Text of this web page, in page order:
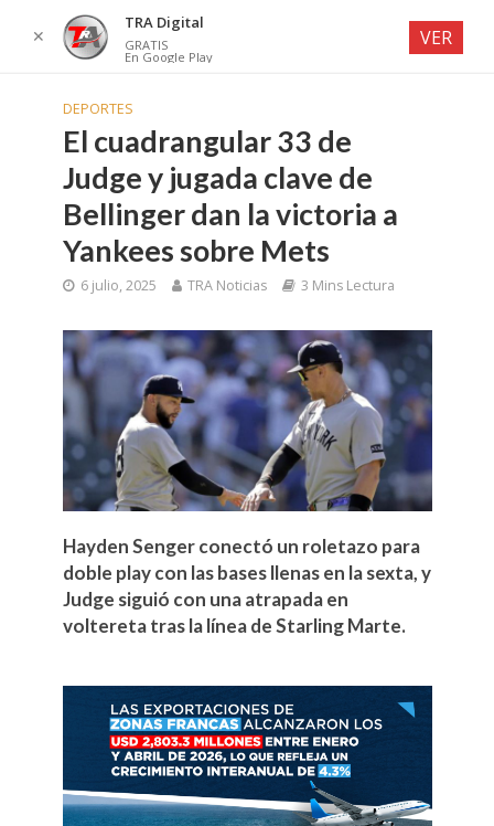
DEPORTES
El cuadrangular 33 de
Judge y jugada clave de
Bellinger dan la victoria a
Yankees sobre Mets
6 julio, 2025 TRA Noticias 3 Mins Lectura
Hayden Senger conectó un roletazo para
doble play con las bases llenas en la sexta, y
Judge siguió con una atrapada en
voltereta tras la línea de Starling Marte.
✕
TRA Digital
GRATIS
En Google Play
VER